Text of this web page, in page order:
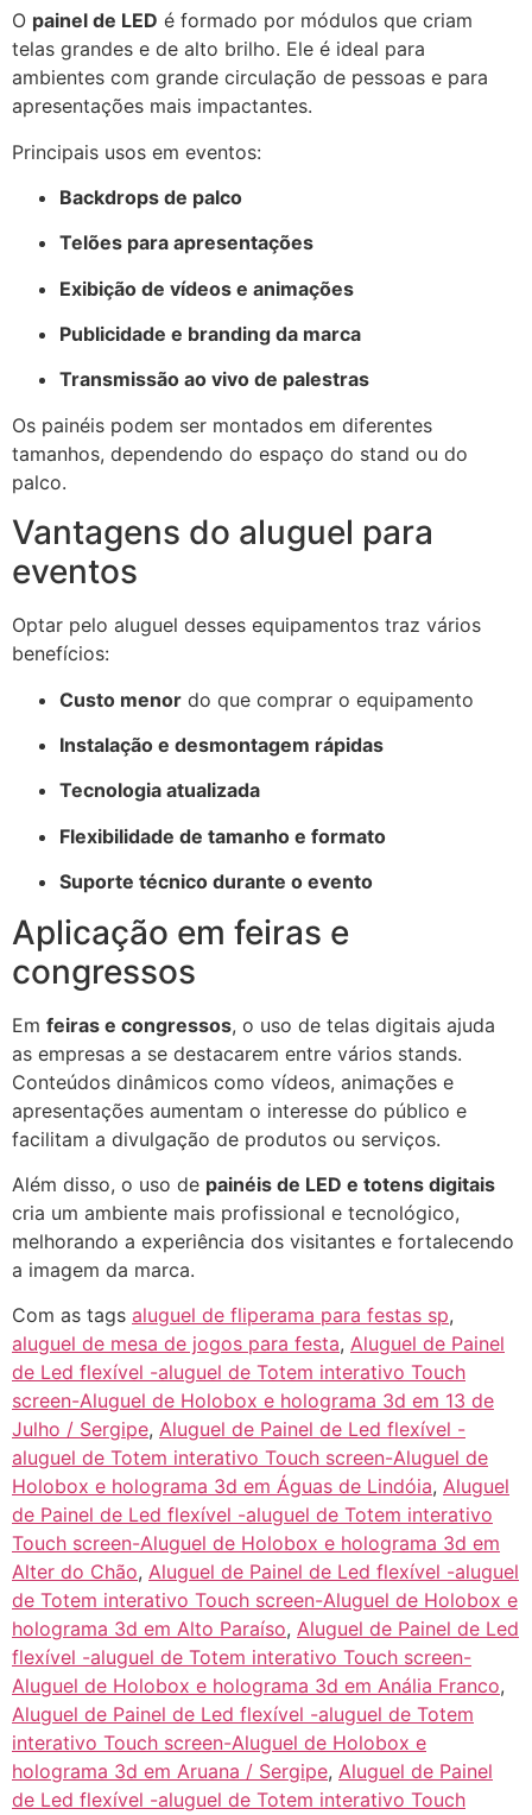
O painel de LED é formado por módulos que criam
telas grandes e de alto brilho. Ele é ideal para
ambientes com grande circulação de pessoas e para
apresentações mais impactantes.
Principais usos em eventos:
Backdrops de palco
Telões para apresentações
Exibição de vídeos e animações
Publicidade e branding da marca
Transmissão ao vivo de palestras
Os painéis podem ser montados em diferentes
tamanhos, dependendo do espaço do stand ou do
palco.
Vantagens do aluguel para
eventos
Optar pelo aluguel desses equipamentos traz vários
benefícios:
Custo menor do que comprar o equipamento
Instalação e desmontagem rápidas
Tecnologia atualizada
Flexibilidade de tamanho e formato
Suporte técnico durante o evento
Aplicação em feiras e
congressos
Em feiras e congressos, o uso de telas digitais ajuda
as empresas a se destacarem entre vários stands.
Conteúdos dinâmicos como vídeos, animações e
apresentações aumentam o interesse do público e
facilitam a divulgação de produtos ou serviços.
Além disso, o uso de painéis de LED e totens digitais
cria um ambiente mais profissional e tecnológico,
melhorando a experiência dos visitantes e fortalecendo
a imagem da marca.
Com as tags aluguel de fliperama para festas sp,
aluguel de mesa de jogos para festa, Aluguel de Painel
de Led flexível -aluguel de Totem interativo Touch
screen-Aluguel de Holobox e holograma 3d em 13 de
Julho / Sergipe, Aluguel de Painel de Led flexível -
aluguel de Totem interativo Touch screen-Aluguel de
Holobox e holograma 3d em Águas de Lindóia, Aluguel
de Painel de Led flexível -aluguel de Totem interativo
Touch screen-Aluguel de Holobox e holograma 3d em
Alter do Chão, Aluguel de Painel de Led flexível -aluguel
de Totem interativo Touch screen-Aluguel de Holobox e
holograma 3d em Alto Paraíso, Aluguel de Painel de Led
flexível -aluguel de Totem interativo Touch screen-
Aluguel de Holobox e holograma 3d em Anália Franco,
Aluguel de Painel de Led flexível -aluguel de Totem
interativo Touch screen-Aluguel de Holobox e
holograma 3d em Aruana / Sergipe, Aluguel de Painel
de Led flexível -aluguel de Totem interativo Touch